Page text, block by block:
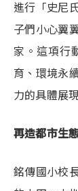
進行「史尼
子們小心翼
家。這項行
育、環境永
力的具體展
再造都市生
銘傳國小校